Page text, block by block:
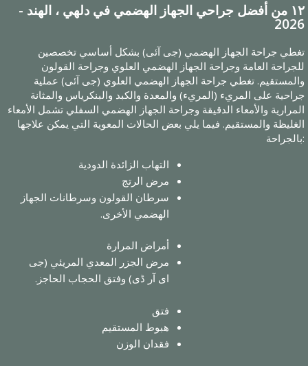
١٢ من أفضل جراحي الجهاز الهضمي في دلهي ، الهند -
2026
تغطي جراحة الجهاز الهضمي (جی آئی) بشكل أساسي تخصصين
للجراحة العامة وجراحة الجهاز الهضمي العلوي وجراحة القولون
والمستقيم. تغطي جراحة الجهاز الهضمي العلوي (جی آئی) عملية
جراحية على المريء (المريء) والمعدة والكبد والبنكرياس والمثانة
المرارية والأمعاء الدقيقة وجراحة الجهاز الهضمي السفلي تشمل الأمعاء
الغليظة والمستقيم. فيما يلي بعض الحالات المعوية التي يمكن علاجها
بالجراحة:
التهاب الزائدة الدودية
مرض الرتج
سرطان القولون وسرطانات الجهاز
الهضمي الأخرى.
أمراض المرارة
مرض الجزر المعدي المريئي (جی
ای آر ڈی) وفتق الحجاب الحاجز.
فتق
هبوط المستقيم
فقدان الوزن